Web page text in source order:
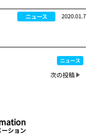
ニュース 2020.01.7
ニュース
次の投稿
ション